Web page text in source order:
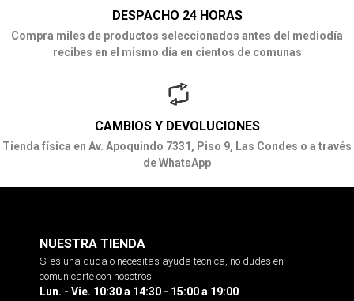
DESPACHO 24 HORAS
Compra miles de productos seleccionados antes del mediodía
recibes en el mismo día en cientos de comunas
CAMBIOS Y DEVOLUCIONES
Tienda física en Av. Apoquindo 7331, Piso 9, Las Condes o a través
de WhatsApp
NUESTRA TIENDA
Si es una duda o necesitas ayuda tecnica, no dudes en
comunicarte con nosotros
Lun. - Vie. 10:30 a 14:30 - 15:00 a 19:00